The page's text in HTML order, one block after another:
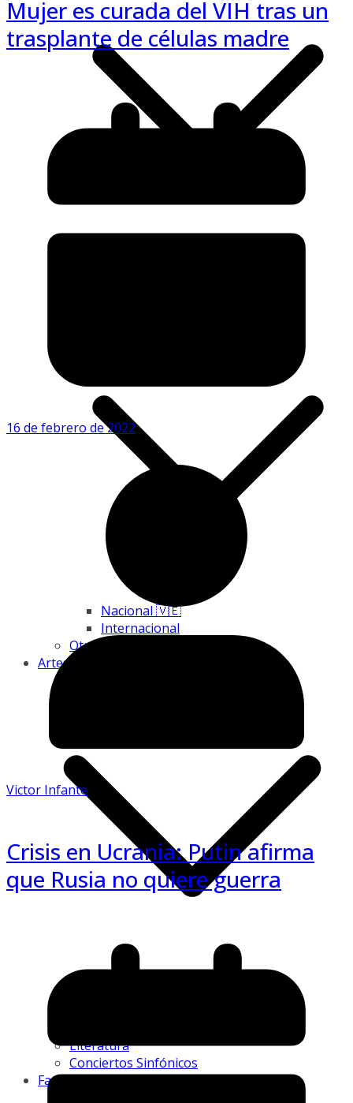
Nacional 🇻🇪
Internacional
Otros
Artes
Literatura
Conciertos Sinfónicos
Fama
Mujer es curada del VIH tras un
trasplante de células madre
16 de febrero de 2022
Victor Infante
Crisis en Ucrania: Putin afirma
que Rusia no quiere guerra